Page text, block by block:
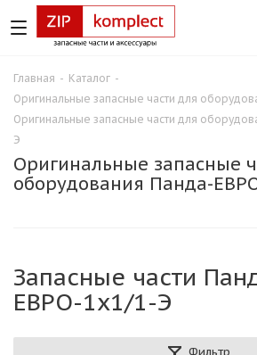
Главная - Каталог -
Оригинальные запасные части для
Оригинальные запасные части для
Э
Оригинальные запасные
оборудования Панда-
Запасные части
ЕВРО-1х1/1-Э
Фильтр